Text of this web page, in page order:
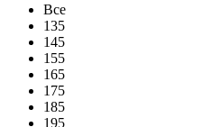
Все
135
145
155
165
175
185
195